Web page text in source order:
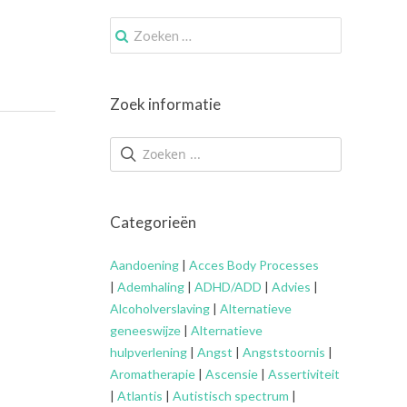
Zoek
naar:
Zoek informatie
Categorieën
Aandoening | Acces Body Processes
| Ademhaling | ADHD/ADD | Advies |
Alcoholverslaving | Alternatieve
geneeswijze | Alternatieve
hulpverlening | Angst | Angststoornis |
Aromatherapie | Ascensie | Assertiviteit
| Atlantis | Autistisch spectrum |